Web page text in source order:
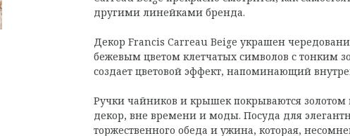
другими линейками бренда.
Декор Francis Carreau Beige украшен
бежевым цветом клетчатых символов с тонким
создает цветовой эффект, напоминающий
Ручки чайников и крышек покрываются
декор, вне времени и моды. Посуда для
торжественного обеда и ужина, которая,